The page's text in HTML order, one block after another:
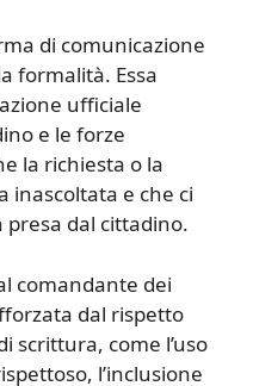
di comunicazione
formalità. Essa
ufficiale
e le forze
la richiesta o la
inascoltata e che ci
presa dal cittadino.
comandante dei
dal rispetto
scrittura, come l’uso
l’inclusione